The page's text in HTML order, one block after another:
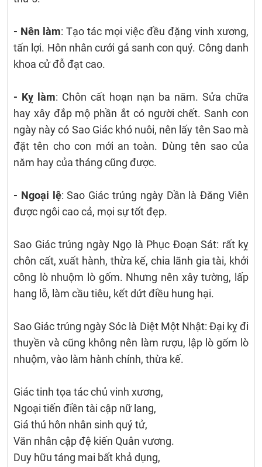
- Nên làm: Tạo tác mọi việc đều đặng vinh xương,
tấn lợi. Hôn nhân cưới gả sanh con quý. Công danh
khoa cử đỗ đạt cao.
- Kỵ làm: Chôn cất hoạn nạn ba năm. Sửa chữa
hay xây đắp mộ phần ắt có người chết. Sanh con
ngày này có Sao Giác khó nuôi, nên lấy tên Sao mà
đặt tên cho con mới an toàn. Dùng tên sao của
năm hay của tháng cũng được.
- Ngoại lệ: Sao Giác trúng ngày Dần là Đăng Viên
được ngôi cao cả, mọi sự tốt đẹp.
Sao Giác trúng ngày Ngọ là Phục Đoạn Sát: rất kỵ
chôn cất, xuất hành, thừa kế, chia lãnh gia tài, khởi
công lò nhuộm lò gốm. Nhưng nên xây tường, lấp
hang lỗ, làm cầu tiêu, kết dứt điều hung hại.
Sao Giác trúng ngày Sóc là Diệt Một Nhật: Đại kỵ đi
thuyền và cũng không nên làm rượu, lập lò gốm lò
nhuộm, vào làm hành chính, thừa kế.
Giác tinh tọa tác chủ vinh xương,
Ngoại tiến điền tài cập nữ lang,
Giá thú hôn nhân sinh quý tử,
Văn nhân cập đệ kiến Quân vương.
Duy hữu táng mai bất khả dụng,